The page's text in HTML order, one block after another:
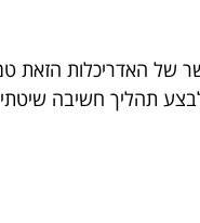
של האדריכלות הזאת
תהליך חשיבה